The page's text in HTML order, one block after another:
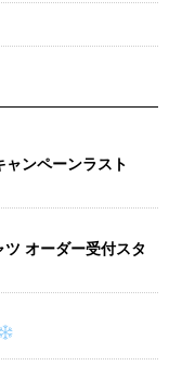
ンペーンラスト
ツ オーダー受付スタ